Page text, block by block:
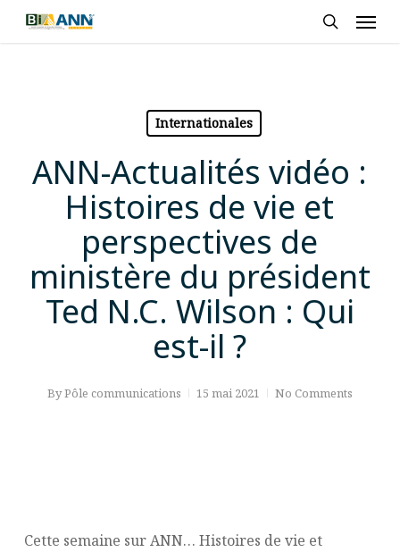
Skip
Internationales
ANN-Actualités vidéo :
Histoires de vie et
perspectives de
ministère du président
Ted N.C. Wilson : Qui
est-il ?
ByPôle communications 15 mai 2021 No Comments
Cette semaine sur ANN… Histoires de vie et